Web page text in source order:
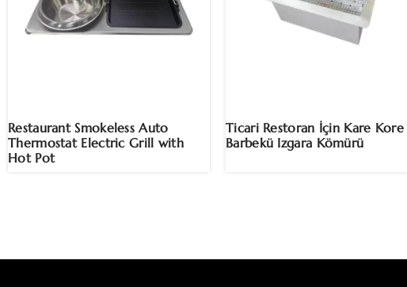
Restaurant Smokeless Auto
Thermostat Electric Grill with
Hot Pot
Ticari Restoran İçin Kare Kore
Barbekü Izgara Kömürü